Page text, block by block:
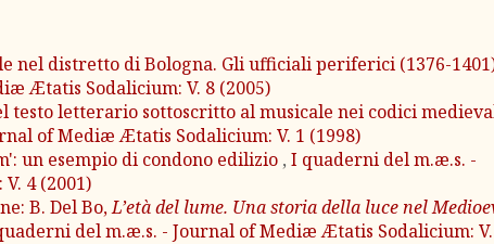
nel distretto di Bologna. Gli ufficiali periferici (1376-
Ætatis Sodalicium: V. 8 (2005)
testo letterario sottoscritto al musicale nei codici
of Mediæ Ætatis Sodalicium: V. 1 (1998)
un esempio di condono edilizio ,I quaderni del m.æ.s. -
4 (2001)
B. Del Bo,L’età del lume. Una storia della luce nel
del m.æ.s. - Journal of Mediæ Ætatis Sodalicium: V.